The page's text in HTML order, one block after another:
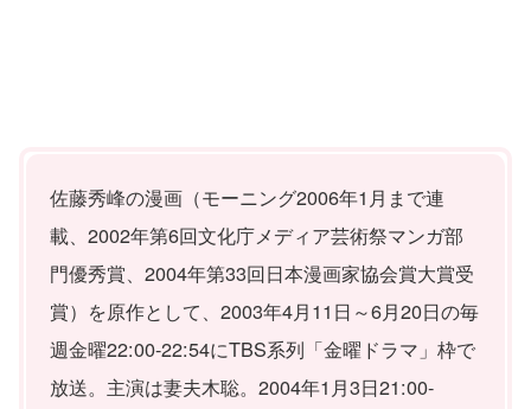
佐藤秀峰の漫画（モーニング2006年1月まで連
載、2002年第6回文化庁メディア芸術祭マンガ部
門優秀賞、2004年第33回日本漫画家協会賞大賞受
賞）を原作として、2003年4月11日～6月20日の毎
週金曜22:00-22:54にTBS系列「金曜ドラマ」枠で
放送。主演は妻夫木聡。2004年1月3日21:00-